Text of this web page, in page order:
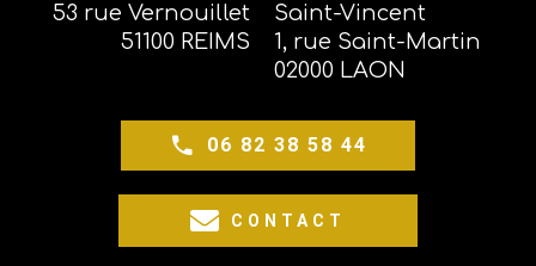
53 rue Vernouillet
51100 REIMS
Saint-Vincent
1, rue Saint-Martin
02000 LAON
06 82 38 58 44
CONTACT